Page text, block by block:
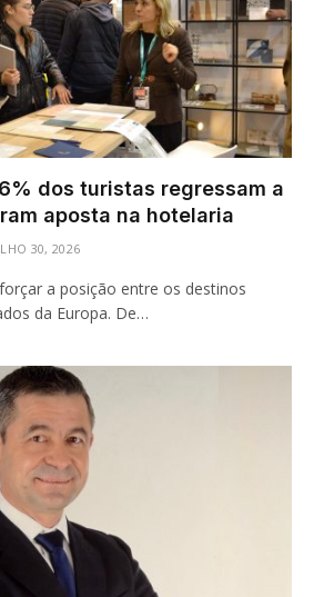
dos turistas regressam a
aposta na hotelaria
30, 2026
a posição entre os destinos
da Europa. De…